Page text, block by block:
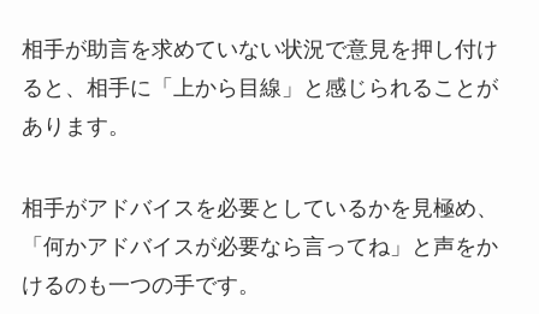
相手が助言を求めていない状況で意見を押し付け
ると、相手に「上から目線」と感じられることが
あります。
相手がアドバイスを必要としているかを見極め、
「何かアドバイスが必要なら言ってね」と声をか
けるのも一つの手です。